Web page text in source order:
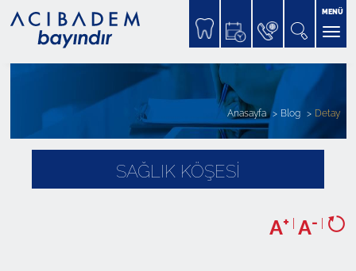
MENÜ
SAĞLIK KÖŞESİ
Anasayfa Blog Detay
A+ | A- |